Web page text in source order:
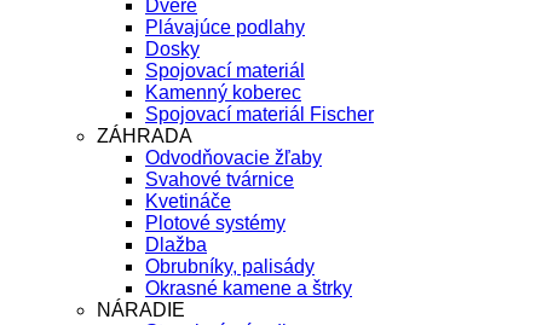
Dvere
Plávajúce podlahy
Dosky
Spojovací materiál
Kamenný koberec
Spojovací materiál Fischer
ZÁHRADA
Odvodňovacie žľaby
Svahové tvárnice
Kvetináče
Plotové systémy
Dlažba
Obrubníky, palisády
Okrasné kamene a štrky
NÁRADIE